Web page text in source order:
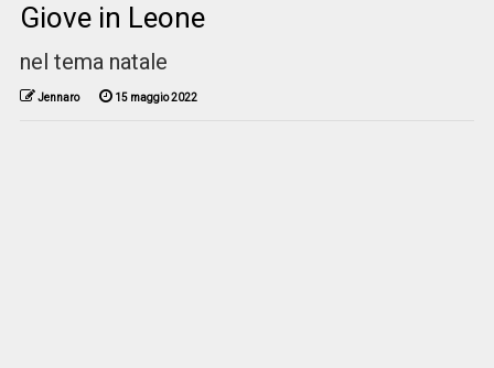
Giove in Leone
nel tema natale
Jennaro 15 maggio 2022